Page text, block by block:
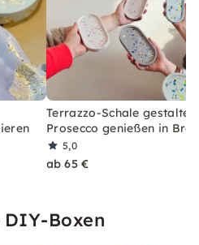
Terrazzo-Schale gestalten
Prosecco genießen in
5,0
ab 65 €
DIY-Boxen